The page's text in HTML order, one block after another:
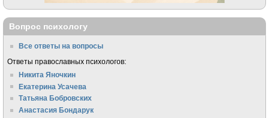
Вопрос психологу
Все ответы на вопросы
Ответы православных психологов:
Никита Яночкин
Екатерина Усачева
Татьяна Бобровских
Анастасия Бондарук